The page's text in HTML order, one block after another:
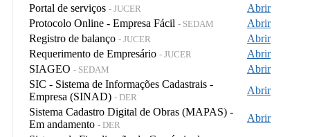
Portal de serviços - JUCER
Abrir
Protocolo Online - Empresa Fácil - SEDAM
Abrir
Registro de balanço - JUCER
Abrir
Requerimento de Empresário - JUCER
Abrir
SIAGEO - SEDAM
Abrir
SIC - Sistema de Informações Cadastrais -
Empresa (SINAD) - DER
Abrir
Sistema Cadastro Digital de Obras (MAPAS) -
Em andamento - DER
Abrir